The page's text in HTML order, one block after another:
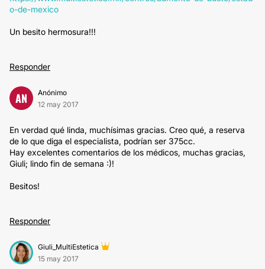
o-de-mexico
Un besito hermosura!!!
Responder
AN
Anónimo
12 may 2017
En verdad qué linda, muchísimas gracias. Creo qué, a reserva
de lo que diga el especialista, podrían ser 375cc.
Hay excelentes comentarios de los médicos, muchas gracias,
Giuli; lindo fin de semana :)!
Besitos!
Responder
Giuli_MultiEstetica
15 may 2017